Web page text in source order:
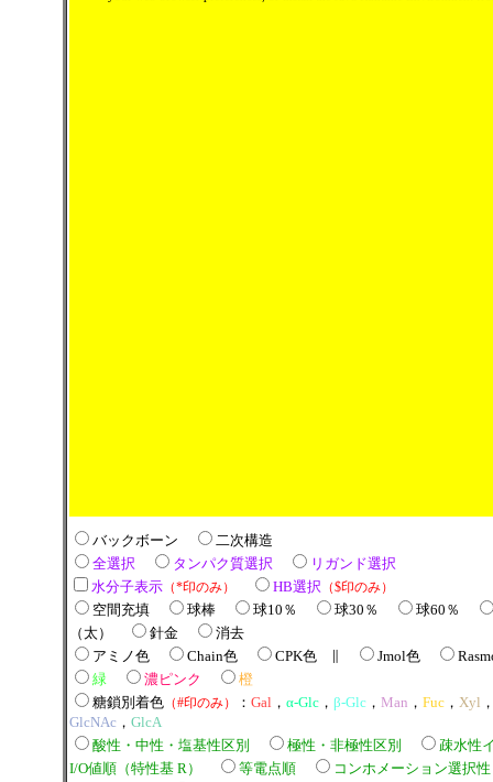
バックボーン
二次構造
全選択
タンパク質選択
リガンド選択
水分子表示（*印のみ） HB選択 （$印のみ）
空間充填 球棒 球10％ 球30％
球60％
（太）
針金
消去
アミノ色
Chain色 CPK色 ∥ Jmol色
緑
濃ピンク
橙
糖鎖別着色（#印のみ） ： Gal， α-Glc， β-Glc， Man ， Fuc， Xyl
GlcNAc ， GlcA
酸性・中性・塩基性区別
極性・非極性区別
疎水性
I/O値順（特性基 R）
等電点順
コンホメーション選択